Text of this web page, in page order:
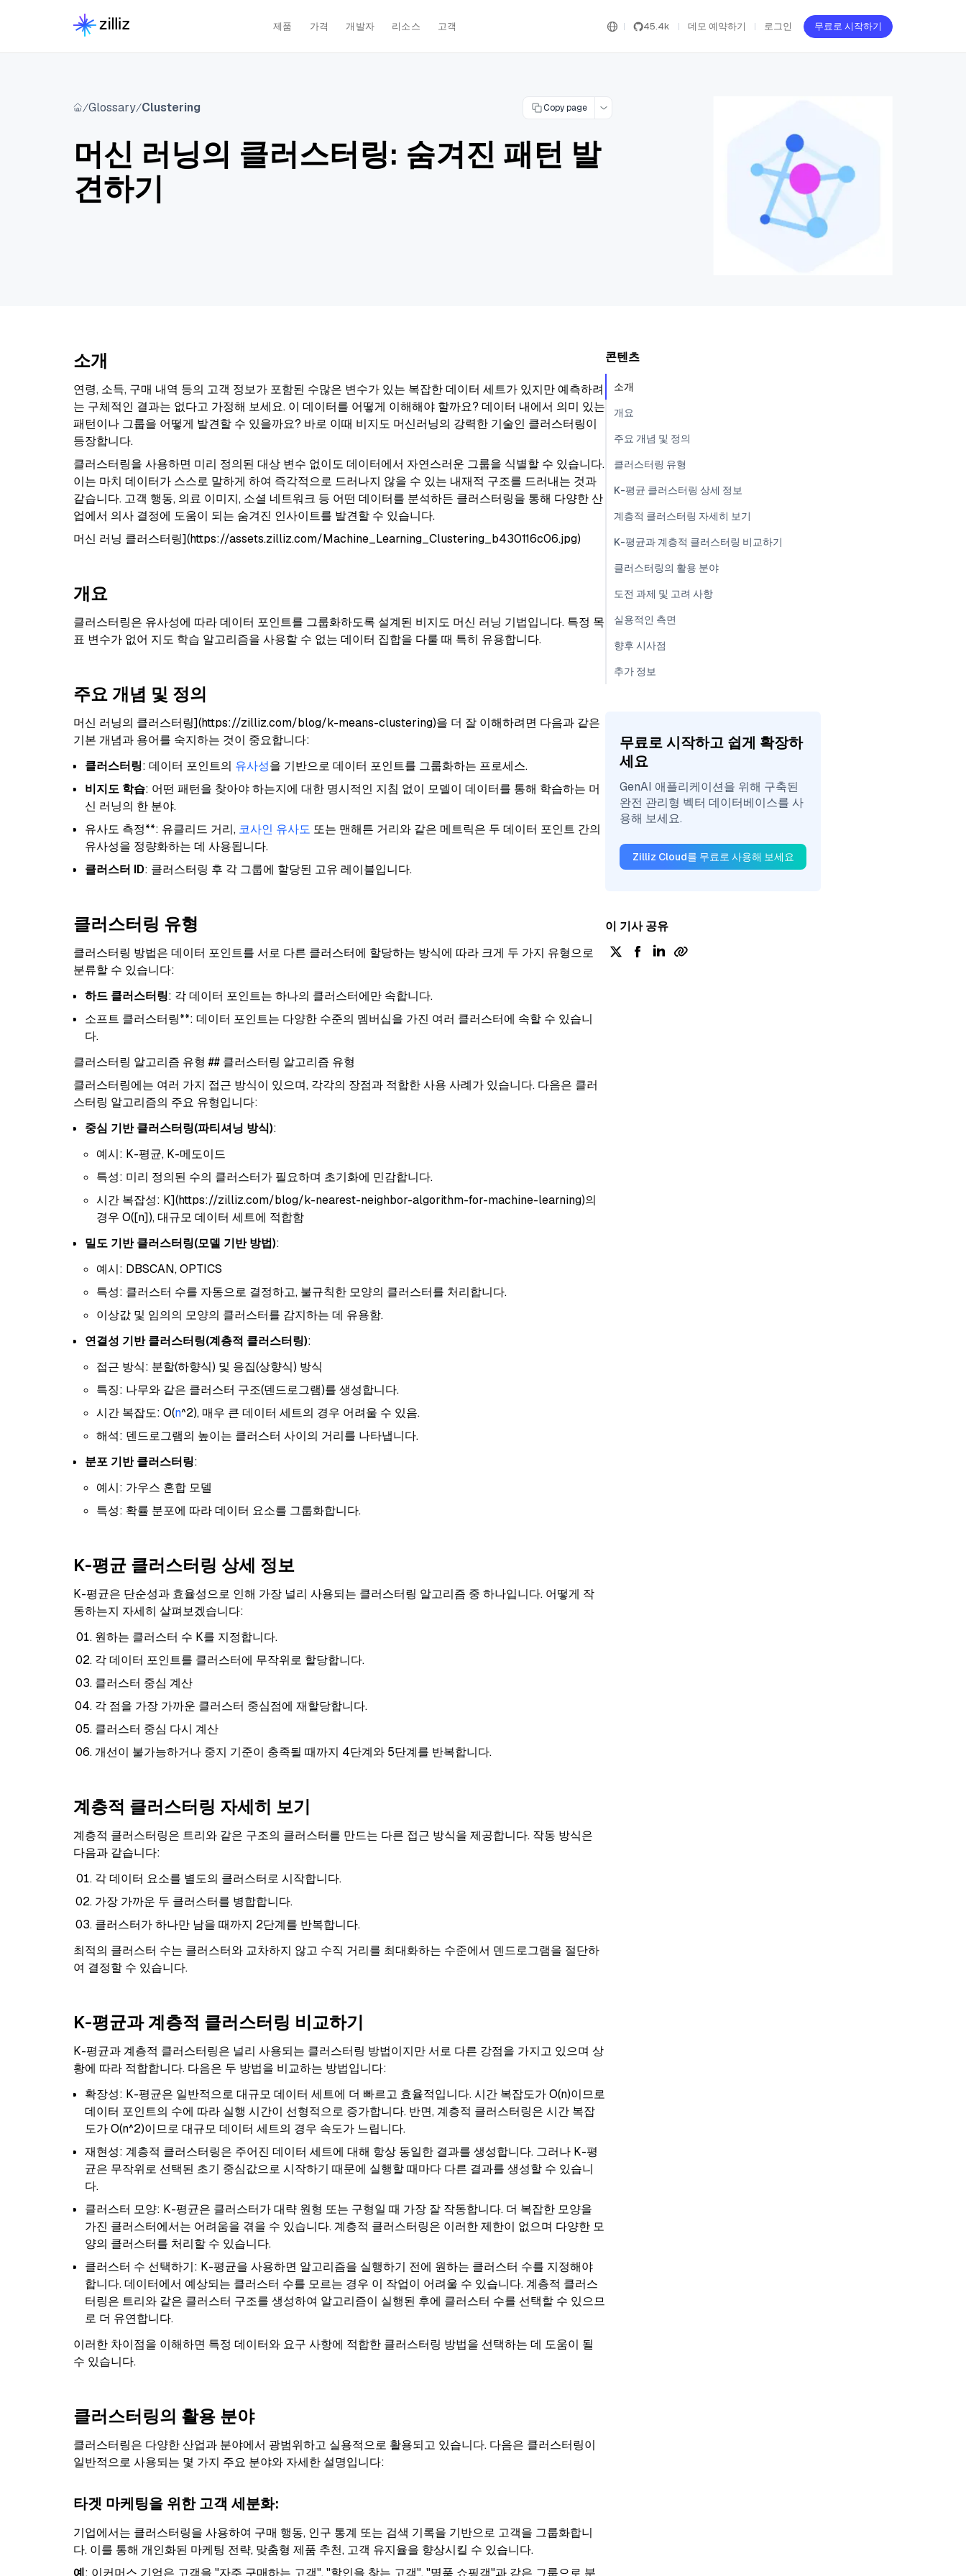
제품 가격 개발자 리소스 고객 45.4k 데모 예약하기 로그인 무료로 시작하기
Glossary Clustering Copy page
머신 러닝의 클러스터링: 숨겨진 패턴 발
견하기
소개
연령, 소득, 구매 내역 등의 고객 정보가 포함된 수많은 변수가 있는 복잡한 데이터 세트가 있지만 예측하려
는 구체적인 결과는 없다고 가정해 보세요. 이 데이터를 어떻게 이해해야 할까요? 데이터 내에서 의미 있는
패턴이나 그룹을 어떻게 발견할 수 있을까요? 바로 이때 비지도 머신러닝의 강력한 기술인 클러스터링이
등장합니다.
클러스터링을 사용하면 미리 정의된 대상 변수 없이도 데이터에서 자연스러운 그룹을 식별할 수 있습니다.
이는 마치 데이터가 스스로 말하게 하여 즉각적으로 드러나지 않을 수 있는 내재적 구조를 드러내는 것과
같습니다. 고객 행동, 의료 이미지, 소셜 네트워크 등 어떤 데이터를 분석하든 클러스터링을 통해 다양한 산
업에서 의사 결정에 도움이 되는 숨겨진 인사이트를 발견할 수 있습니다.
머신 러닝 클러스터링](https://assets.zilliz.com/Machine_Learning_Clustering_b430116c06.jpg)
개요
클러스터링은 유사성에 따라 데이터 포인트를 그룹화하도록 설계된 비지도 머신 러닝 기법입니다. 특정 목
표 변수가 없어 지도 학습 알고리즘을 사용할 수 없는 데이터 집합을 다룰 때 특히 유용합니다.
주요 개념 및 정의
머신 러닝의 클러스터링](https://zilliz.com/blog/k-means-clustering)을 더 잘 이해하려면 다음과 같은
기본 개념과 용어를 숙지하는 것이 중요합니다:
클러스터링: 데이터 포인트의 유사성을 기반으로 데이터 포인트를 그룹화하는 프로세스.
비지도 학습: 어떤 패턴을 찾아야 하는지에 대한 명시적인 지침 없이 모델이 데이터를 통해 학습하는 머
신 러닝의 한 분야.
유사도 측정**: 유클리드 거리, 코사인 유사도 또는 맨해튼 거리와 같은 메트릭은 두 데이터 포인트 간의
유사성을 정량화하는 데 사용됩니다.
클러스터 ID: 클러스터링 후 각 그룹에 할당된 고유 레이블입니다.
클러스터링 유형
클러스터링 방법은 데이터 포인트를 서로 다른 클러스터에 할당하는 방식에 따라 크게 두 가지 유형으로
분류할 수 있습니다:
하드 클러스터링: 각 데이터 포인트는 하나의 클러스터에만 속합니다.
소프트 클러스터링**: 데이터 포인트는 다양한 수준의 멤버십을 가진 여러 클러스터에 속할 수 있습니
다.
클러스터링 알고리즘 유형 ## 클러스터링 알고리즘 유형
클러스터링에는 여러 가지 접근 방식이 있으며, 각각의 장점과 적합한 사용 사례가 있습니다. 다음은 클러
스터링 알고리즘의 주요 유형입니다:
중심 기반 클러스터링(파티셔닝 방식):
예시: K-평균, K-메도이드
특성: 미리 정의된 수의 클러스터가 필요하며 초기화에 민감합니다.
시간 복잡성: K](https://zilliz.com/blog/k-nearest-neighbor-algorithm-for-machine-learning)의
경우 O([n]), 대규모 데이터 세트에 적합함
밀도 기반 클러스터링(모델 기반 방법):
예시: DBSCAN, OPTICS
특성: 클러스터 수를 자동으로 결정하고, 불규칙한 모양의 클러스터를 처리합니다.
이상값 및 임의의 모양의 클러스터를 감지하는 데 유용함.
연결성 기반 클러스터링(계층적 클러스터링):
접근 방식: 분할(하향식) 및 응집(상향식) 방식
특징: 나무와 같은 클러스터 구조(덴드로그램)를 생성합니다.
시간 복잡도: O(n^2), 매우 큰 데이터 세트의 경우 어려울 수 있음.
해석: 덴드로그램의 높이는 클러스터 사이의 거리를 나타냅니다.
분포 기반 클러스터링:
예시: 가우스 혼합 모델
특성: 확률 분포에 따라 데이터 요소를 그룹화합니다.
K-평균 클러스터링 상세 정보
K-평균은 단순성과 효율성으로 인해 가장 널리 사용되는 클러스터링 알고리즘 중 하나입니다. 어떻게 작
동하는지 자세히 살펴보겠습니다:
원하는 클러스터 수 K를 지정합니다.
각 데이터 포인트를 클러스터에 무작위로 할당합니다.
클러스터 중심 계산
각 점을 가장 가까운 클러스터 중심점에 재할당합니다.
클러스터 중심 다시 계산
개선이 불가능하거나 중지 기준이 충족될 때까지 4단계와 5단계를 반복합니다.
계층적 클러스터링 자세히 보기
계층적 클러스터링은 트리와 같은 구조의 클러스터를 만드는 다른 접근 방식을 제공합니다. 작동 방식은
다음과 같습니다:
각 데이터 요소를 별도의 클러스터로 시작합니다.
가장 가까운 두 클러스터를 병합합니다.
클러스터가 하나만 남을 때까지 2단계를 반복합니다.
최적의 클러스터 수는 클러스터와 교차하지 않고 수직 거리를 최대화하는 수준에서 덴드로그램을 절단하
여 결정할 수 있습니다.
K-평균과 계층적 클러스터링 비교하기
K-평균과 계층적 클러스터링은 널리 사용되는 클러스터링 방법이지만 서로 다른 강점을 가지고 있으며 상
황에 따라 적합합니다. 다음은 두 방법을 비교하는 방법입니다:
확장성: K-평균은 일반적으로 대규모 데이터 세트에 더 빠르고 효율적입니다. 시간 복잡도가 O(n)이므로
데이터 포인트의 수에 따라 실행 시간이 선형적으로 증가합니다. 반면, 계층적 클러스터링은 시간 복잡
도가 O(n^2)이므로 대규모 데이터 세트의 경우 속도가 느립니다.
재현성: 계층적 클러스터링은 주어진 데이터 세트에 대해 항상 동일한 결과를 생성합니다. 그러나 K-평
균은 무작위로 선택된 초기 중심값으로 시작하기 때문에 실행할 때마다 다른 결과를 생성할 수 있습니
다.
클러스터 모양: K-평균은 클러스터가 대략 원형 또는 구형일 때 가장 잘 작동합니다. 더 복잡한 모양을
가진 클러스터에서는 어려움을 겪을 수 있습니다. 계층적 클러스터링은 이러한 제한이 없으며 다양한 모
양의 클러스터를 처리할 수 있습니다.
클러스터 수 선택하기: K-평균을 사용하면 알고리즘을 실행하기 전에 원하는 클러스터 수를 지정해야
합니다. 데이터에서 예상되는 클러스터 수를 모르는 경우 이 작업이 어려울 수 있습니다. 계층적 클러스
터링은 트리와 같은 클러스터 구조를 생성하여 알고리즘이 실행된 후에 클러스터 수를 선택할 수 있으므
로 더 유연합니다.
이러한 차이점을 이해하면 특정 데이터와 요구 사항에 적합한 클러스터링 방법을 선택하는 데 도움이 될
수 있습니다.
클러스터링의 활용 분야
클러스터링은 다양한 산업과 분야에서 광범위하고 실용적으로 활용되고 있습니다. 다음은 클러스터링이
일반적으로 사용되는 몇 가지 주요 분야와 자세한 설명입니다:
타겟 마케팅을 위한 고객 세분화:
기업에서는 클러스터링을 사용하여 구매 행동, 인구 통계 또는 검색 기록을 기반으로 고객을 그룹화합니
다. 이를 통해 개인화된 마케팅 전략, 맞춤형 제품 추천, 고객 유지율을 향상시킬 수 있습니다.
예: 이커머스 기업은 고객을 "자주 구매하는 고객", "할인을 찾는 고객", "명품 쇼핑객"과 같은 그룹으로 분
콘텐츠
소개
개요
주요 개념 및 정의
클러스터링 유형
K-평균 클러스터링 상세 정보
계층적 클러스터링 자세히 보기
K-평균과 계층적 클러스터링 비교하기
클러스터링의 활용 분야
도전 과제 및 고려 사항
실용적인 측면
향후 시사점
추가 정보
무료로 시작하고 쉽게 확장하
세요
GenAI 애플리케이션을 위해 구축된
완전 관리형 벡터 데이터베이스를 사
용해 보세요.
Zilliz Cloud를 무료로 사용해 보세요
이 기사 공유